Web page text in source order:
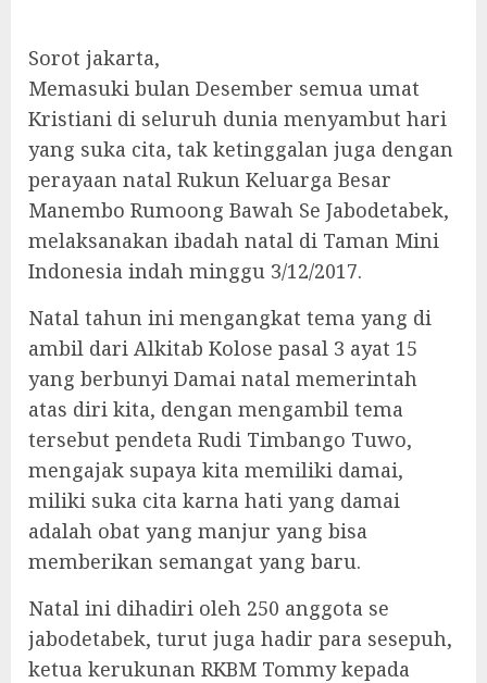
Sorot jakarta,
Memasuki bulan Desember semua umat
Kristiani di seluruh dunia menyambut hari
yang suka cita, tak ketinggalan juga dengan
perayaan natal Rukun Keluarga Besar
Manembo Rumoong Bawah Se Jabodetabek,
melaksanakan ibadah natal di Taman Mini
Indonesia indah minggu 3/12/2017.
Natal tahun ini mengangkat tema yang di
ambil dari Alkitab Kolose pasal 3 ayat 15
yang berbunyi Damai natal memerintah
atas diri kita, dengan mengambil tema
tersebut pendeta Rudi Timbango Tuwo,
mengajak supaya kita memiliki damai,
miliki suka cita karna hati yang damai
adalah obat yang manjur yang bisa
memberikan semangat yang baru.
Natal ini dihadiri oleh 250 anggota se
jabodetabek, turut juga hadir para sesepuh,
ketua kerukunan RKBM Tommy kepada